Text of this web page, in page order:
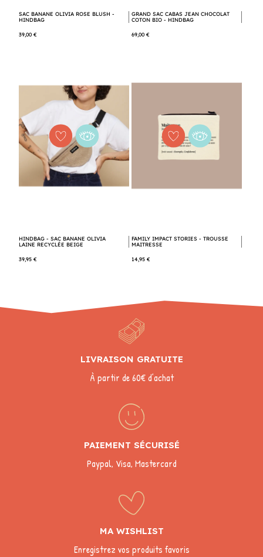
SAC BANANE OLIVIA ROSE BLUSH -
HINDBAG
39,00 €
GRAND SAC CABAS JEAN CHOCOLAT
COTON BIO - HINDBAG
69,00 €
HINDBAG - SAC BANANE OLIVIA
LAINE RECYCLÉE BEIGE
39,95 €
FAMILY IMPACT STORIES - TROUSSE
MAITRESSE
14,95 €
LIVRAISON GRATUITE
À partir de 60€ d’achat
PAIEMENT SÉCURISÉ
Paypal, Visa, Mastercard
MA WISHLIST
Enregistrez vos produits favoris